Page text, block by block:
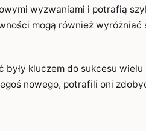
wyzwaniami i potrafią
mogą również
kluczem do sukcesu
nowego, potrafili oni